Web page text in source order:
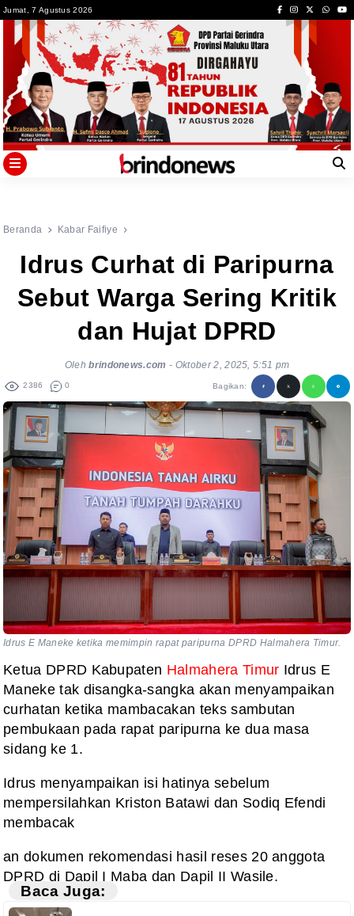
toJumat, 7 Agustus 2026
Beranda Kabar Faifiye
Idrus Curhat di Paripurna
Sebut Warga Sering Kritik
dan Hujat DPRD
Olehbrindonews.com - Oktober 2, 2025, 5:51 pm
2386 0 Bagikan:
Idrus E Maneke ketika memimpin rapat paripurna DPRD Halmahera Timur.
Ketua DPRD Kabupaten Halmahera Timur Idrus E
Maneke tak disangka-sangka akan menyampaikan
curhatan ketika mambacakan teks sambutan
pembukaan pada rapat paripurna ke dua masa
sidang ke 1.
Idrus menyampaikan isi hatinya sebelum
mempersilahkan Kriston Batawi dan Sodiq Efendi
membacak
an dokumen rekomendasi hasil reses 20 anggota
DPRD di Dapil I Maba dan Dapil II Wasile.
Baca Juga: